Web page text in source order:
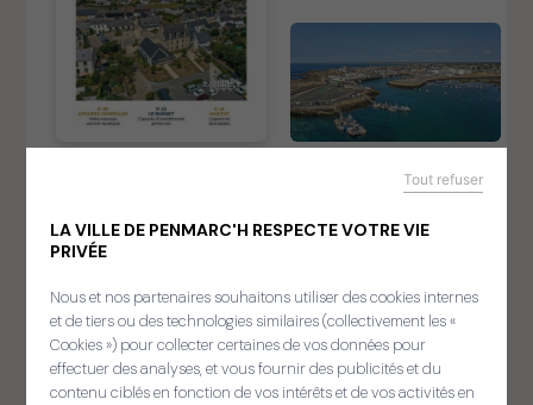
LA VILLE DE PENMARC'H RESPECTE VOTRE VIE
PRIVÉE
Nous et nos partenaires souhaitons utiliser des cookies internes
et de tiers ou des technologies similaires (collectivement les «
Cookies ») pour collecter certaines de vos données pour
effectuer des analyses, et vous fournir des publicités et du
contenu ciblés en fonction de vos intérêts et de vos activités en
Tout refuser
Sellit ouzh ar gelaouenn